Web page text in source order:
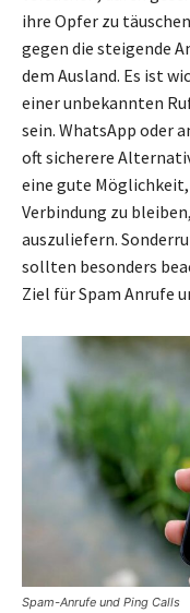
ihre Opfer zu
gegen die steigende
dem Ausland. Es ist
einer unbekannten
sein. WhatsApp oder
oft sicherere
eine gute
Verbindung zu
auszuliefern.
sollten besonders
Ziel für Spam Anrufe
Spam-Anrufe und Ping Calls